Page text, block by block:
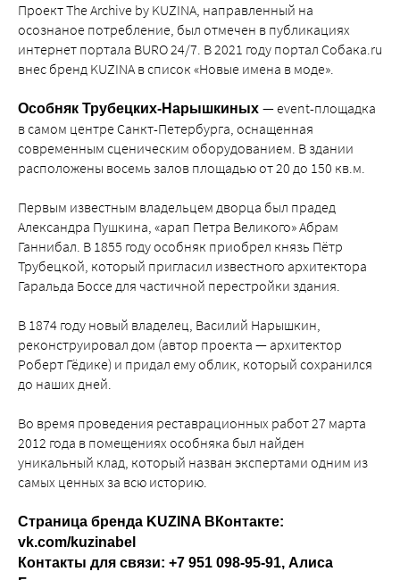
Проект The Archive by KUZINA, направленный на
осознаное потребление, был отмечен в публикациях
интернет портала BURO 24/7. В 2021 году портал Собака.ru
внес бренд KUZINA в список «Новые имена в моде».
Особняк Трубецких-Нарышкиных — event-площадка
в самом центре Санкт-Петербурга, оснащенная
современным сценическим оборудованием. В здании
расположены восемь залов площадью от 20 до 150 кв.м.
Первым известным владельцем дворца был прадед
Александра Пушкина, «арап Петра Великого» Абрам
Ганнибал. В 1855 году особняк приобрел князь Пётр
Трубецкой, который пригласил известного архитектора
Гаральда Боссе для частичной перестройки здания.
В 1874 году новый владелец, Василий Нарышкин,
реконструировал дом (автор проекта — архитектор
Роберт Гёдике) и придал ему облик, который сохранился
до наших дней.
Во время проведения реставрационных работ 27 марта
2012 года в помещениях особняка был найден
уникальный клад, который назван экспертами одним из
самых ценных за всю историю.
Страница бренда KUZINA ВКонтакте:
vk.com/kuzinabel
Контакты для связи: +7 951 098-95-91, Алиса